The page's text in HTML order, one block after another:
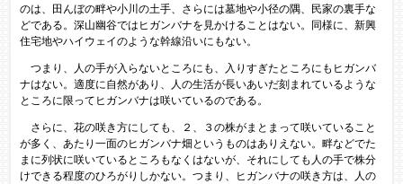
のは、田んぼの畔や小川の土手、さらには墓地や小径の隅、民家の裏手な
どである。深山幽谷ではヒガンバナを見かけることはない。同様に、新興
住宅地やハイウェイのような幹線沿いにもない。
つまり、人の手が入らないところにも、入りすぎたところにもヒガンバ
ナはない。適度に自然があり、人の生活が長いあいだ刻まれているような
ところに限ってヒガンバナは咲いているのである。
さらに、花の咲き方にしても、２、３の株がまとまって咲いていること
が多く、あたり一面のヒガンバナ畑というものはありえない。畔などでた
まに列状に咲いているところもなくはないが、それにしても人の手で株分
けできる程度のひろがりしかない。つまり、ヒガンバナの咲き方は、人の